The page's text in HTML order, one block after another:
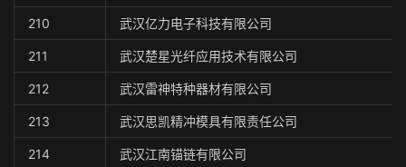
210 武汉亿力电子科技有限公司
211 武汉楚星光纤应用技术有限公司
212 武汉雷神特种器材有限公司
213 武汉思凯精冲模具有限责任公司
214 武汉江南锚链有限公司